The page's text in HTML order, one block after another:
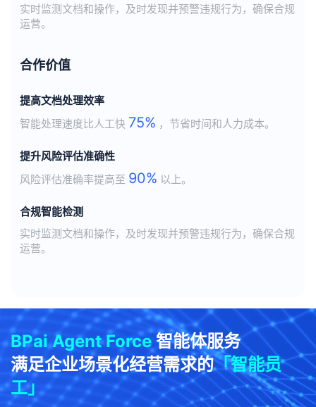
实时监测文档和操作，及时发现并预警违规行为，确保合规
运营。
合作价值
提高文档处理效率
智能处理速度比人工快 75% ，节省时间和人力成本。
提升风险评估准确性
风险评估准确率提高至 90% 以上。
合规智能检测
实时监测文档和操作，及时发现并预警违规行为，确保合规
运营。
BPai Agent Force 智能体服务
满足企业场景化经营需求的「智能员
工」